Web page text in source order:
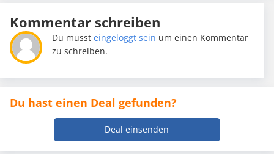
Kommentar schreiben
Du mussteingeloggt sein um einen Kommentar
zu schreiben.
Du hast einen Deal gefunden?
Deal einsenden